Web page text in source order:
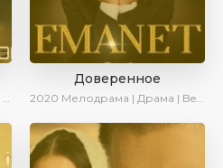
Доверенное
2020 Мелодрама | Драма | BeniAffet